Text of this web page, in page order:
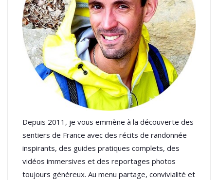
Depuis 2011, je vous emmène à la découverte des
sentiers de France avec des récits de randonnée
inspirants, des guides pratiques complets, des
vidéos immersives et des reportages photos
toujours généreux. Au menu partage, convivialité et